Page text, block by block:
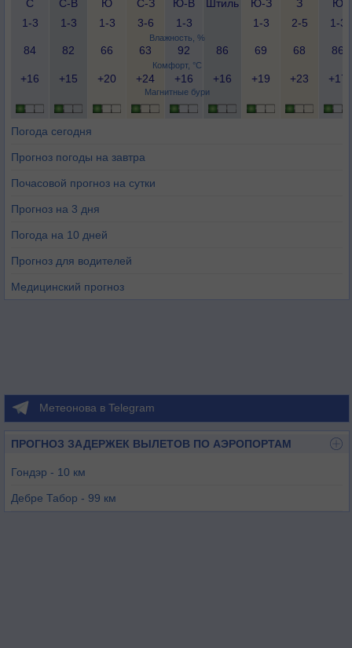
Влажность, %
Комфорт, °C
Магнитные бури
С
1-3
С-В
1-3
Ю
1-3
С-З
3-6
Ю-В
1-3
Штиль
Ю-З
1-3
З
2-5
Ю
1-3
84 82 66 63 92 86 69 68 86
+16 +15 +20 +24 +16 +16 +19 +23 +17
Погода сегодня
Прогноз погоды на завтра
Почасовой прогноз на сутки
Прогноз на 3 дня
Погода на 10 дней
Прогноз для водителей
Медицинский прогноз
Метеонова в Telegram
ПРОГНОЗ ЗАДЕРЖЕК ВЫЛЕТОВ ПО АЭРОПОРТАМ
Гондэр - 10 км
Дебре Табор - 99 км